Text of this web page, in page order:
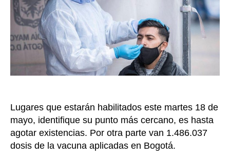
19,
los
suyos
Lugares que estarán habilitados este martes 18 de
mayo, identifique su punto más cercano, es hasta
agotar existencias. Por otra parte van 1.486.037
dosis de la vacuna aplicadas en Bogotá.